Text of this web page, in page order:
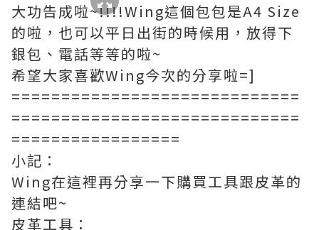
大功告成啦~!!!!Wing這個包包是A4 Size
的啦，也可以平日出街的時候用，放得下
銀包、電話等等的啦~
希望大家喜歡Wing今次的分享啦=]
=============================
=============================
=================
小記：
Wing在這裡再分享一下購買工具跟皮革的
連結吧~
皮革工具：